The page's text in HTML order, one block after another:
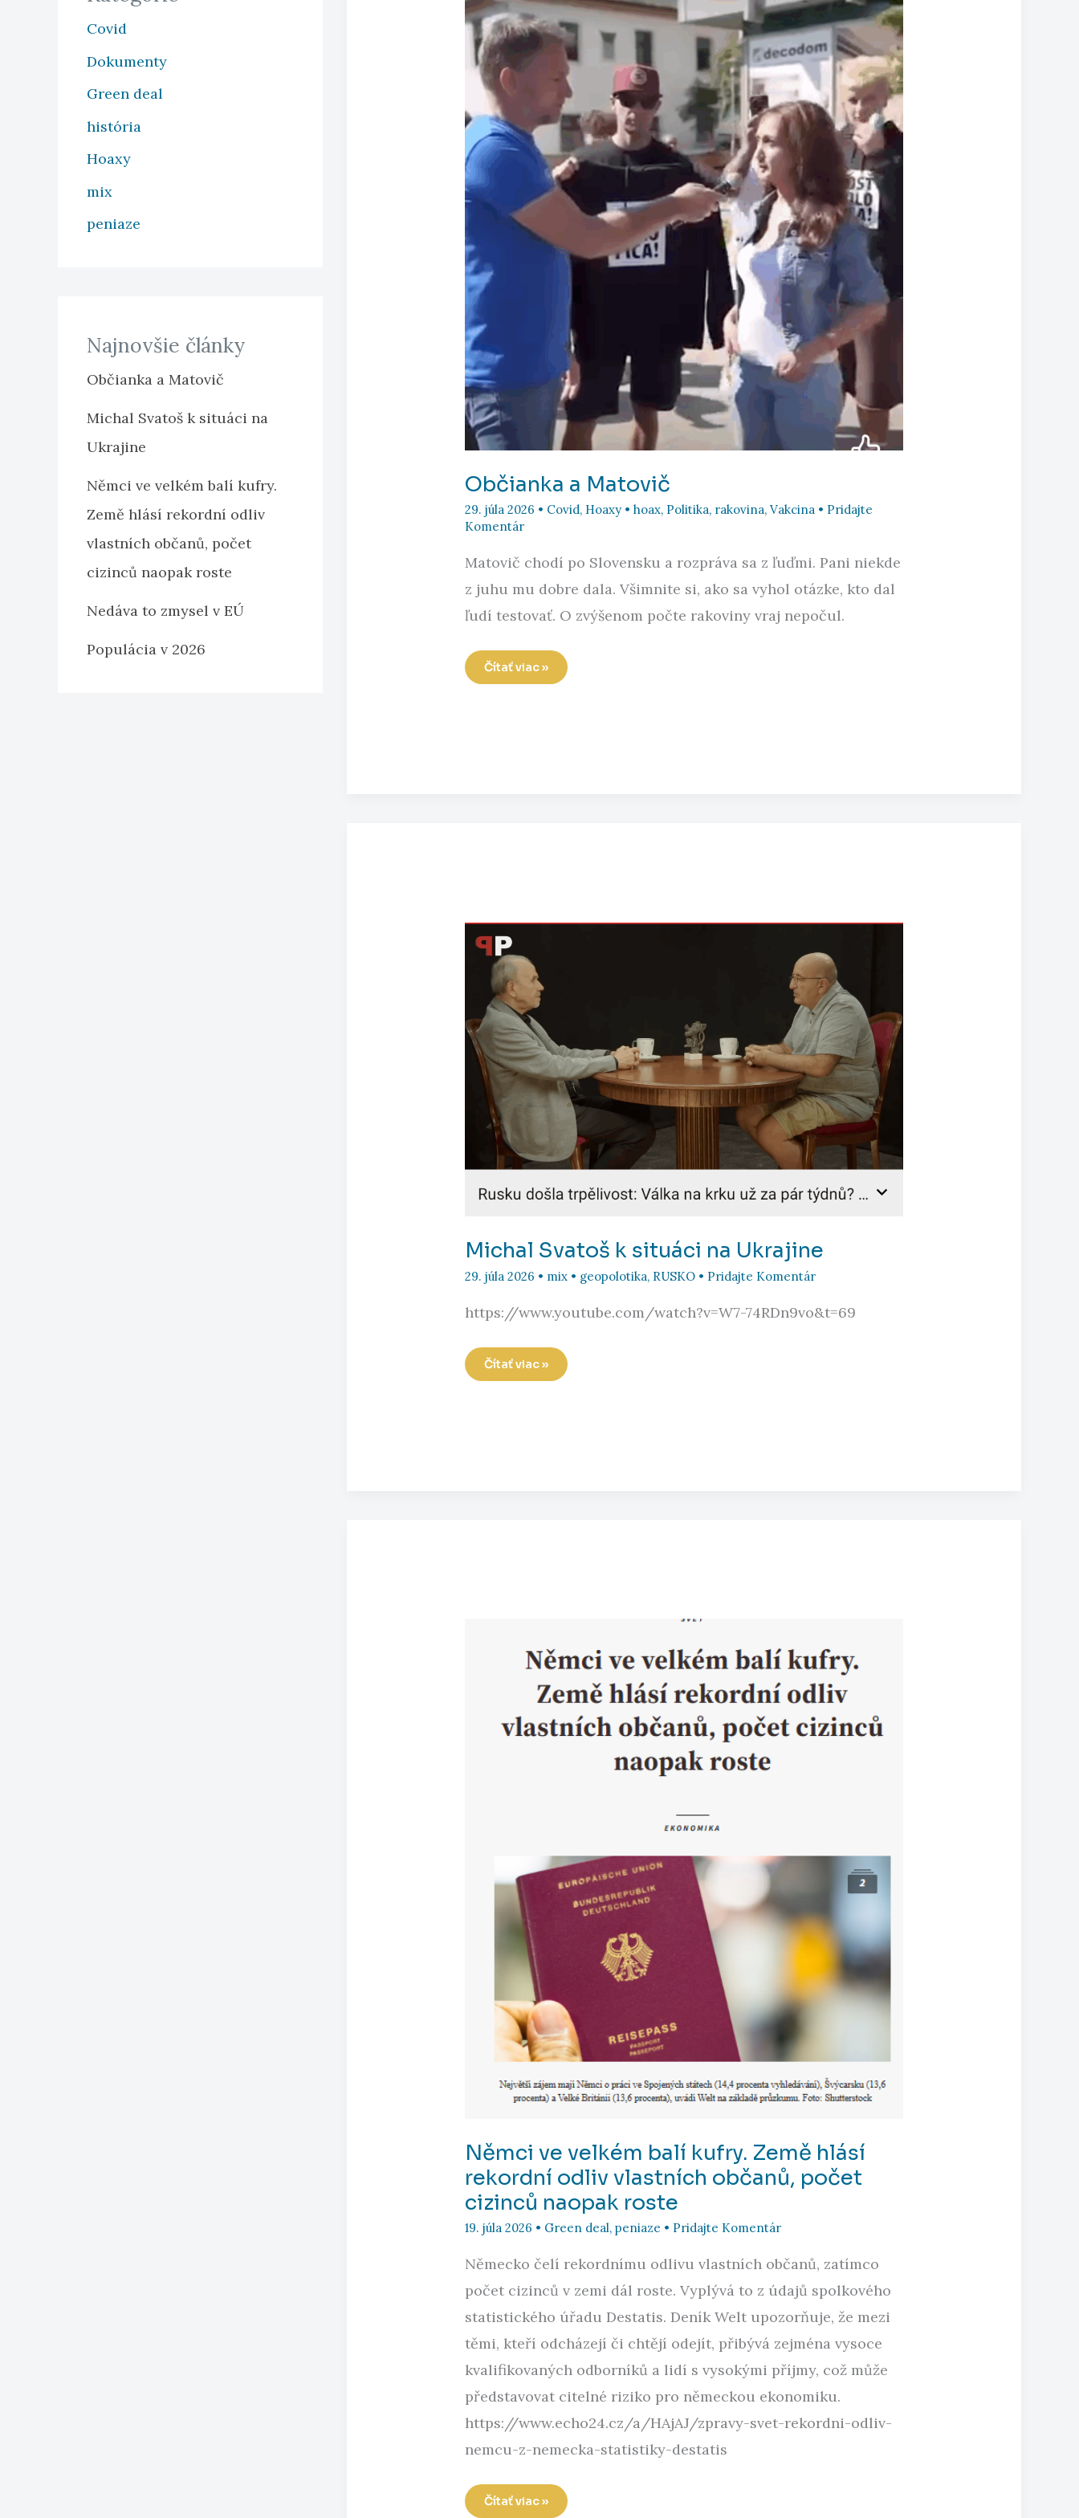
Covid
Dokumenty
Green deal
história
Hoaxy
mix
peniaze
Najnovšie články
Občianka a Matovič
Michal Svatoš k situáci na
Ukrajine
Němci ve velkém balí kufry.
Země hlásí rekordní odliv
vlastních občanů, počet
cizinců naopak roste
Nedáva to zmysel v EÚ
Populácia v 2026
Občianka a Matovič
29. júla 2026 • Covid, Hoaxy •hoax, Politika, rakovina,Vakcina • Pridajte
Komentár
Matovič chodí po Slovensku a rozpráva sa z ľuďmi. Pani niekde
z juhu mu dobre dala. Všimnite si, ako sa vyhol otázke, kto dal
ľudí testovať. O zvýšenom počte rakoviny vraj nepočul.
Občianka
Matovič
Čítať viac »
Michal Svatoš k situáci na Ukrajine
29. júla 2026 • mix • geopolotika, RUSKO • Pridajte Komentár
https://www.youtube.com/watch?v=W7-74RDn9vo&t=69
Michal
k
Čítať viac »
Němci ve velkém balí kufry. Země hlásí
rekordní odliv vlastních občanů, počet
cizinců naopak roste
19. júla 2026 • Green deal,peniaze • Pridajte Komentár
Německo čelí rekordnímu odlivu vlastních občanů, zatímco
počet cizinců v zemi dál roste. Vyplývá to z údajů spolkového
statistického úřadu Destatis. Deník Welt upozorňuje, že mezi
těmi, kteří odcházejí či chtějí odejít, přibývá zejména vysoce
kvalifikovaných odborníků a lidí s vysokými příjmy, což může
představovat citelné riziko pro německou ekonomiku.
https://www.echo24.cz/a/HAjAJ/zpravy-svet-rekordni-odliv-
nemcu-z-nemecka-statistiky-destatis
Němci
Čítať viac »